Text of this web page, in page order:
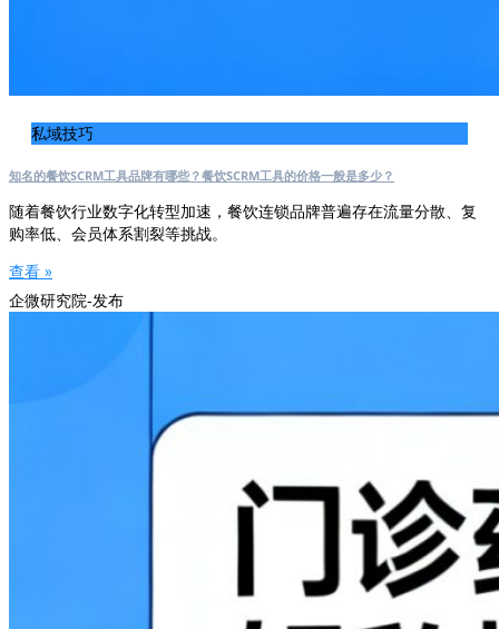
私域技巧
知名的餐饮SCRM工具品牌有哪些？餐饮SCRM工具的价格一般是多少？
随着餐饮行业数字化转型加速，餐饮连锁品牌普遍存在流量分散、复
购率低、会员体系割裂等挑战。
查看 »
企微研究院-发布